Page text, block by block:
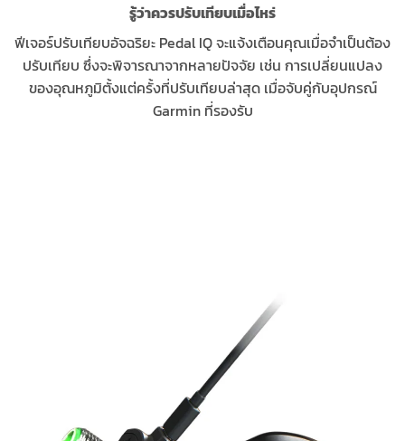
รู้ว่าควรปรับเทียบเมื่อไหร่
ฟีเจอร์ปรับเทียบอัจฉริยะ Pedal IQ จะแจ้งเตือนคุณเมื่อจำเป็นต้อง
ปรับเทียบ ซึ่งจะพิจารณาจากหลายปัจจัย เช่น การเปลี่ยนแปลง
ของอุณหภูมิตั้งแต่ครั้งที่ปรับเทียบล่าสุด เมื่อจับคู่กับอุปกรณ์
Garmin ที่รองรับ